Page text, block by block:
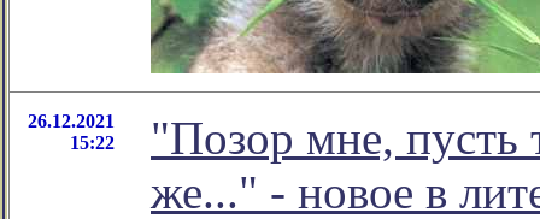
26.12.2021
15:22
"Позор мне, пусть
же..." - новое в